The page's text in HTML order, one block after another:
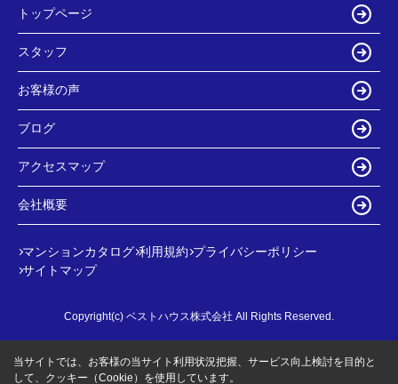
トップページ
スタッフ
お客様の声
ブログ
アクセスマップ
会社概要
マンションカタログ 利用規約 プライバシーポリシー
サイトマップ
Copyright(c) ベストハウス株式会社 All Rights Reserved.
当サイトでは、お客様の当サイト利用状況把握、サービス向上検討を目的と
して、クッキー（Cookie）を使用しています。